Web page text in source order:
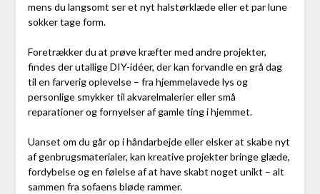
mens du langsomt ser et nyt halstørklæde eller et par lune
sokker tage form.
Foretrækker du at prøve kræfter med andre projekter,
findes der utallige DIY-idéer, der kan forvandle en grå dag
til en farverig oplevelse – fra hjemmelavede lys og
personlige smykker til akvarelmalerier eller små
reparationer og fornyelser af gamle ting i hjemmet.
Uanset om du går op i håndarbejde eller elsker at skabe nyt
af genbrugsmaterialer, kan kreative projekter bringe glæde,
fordybelse og en følelse af at have skabt noget unikt – alt
sammen fra sofaens bløde rammer.